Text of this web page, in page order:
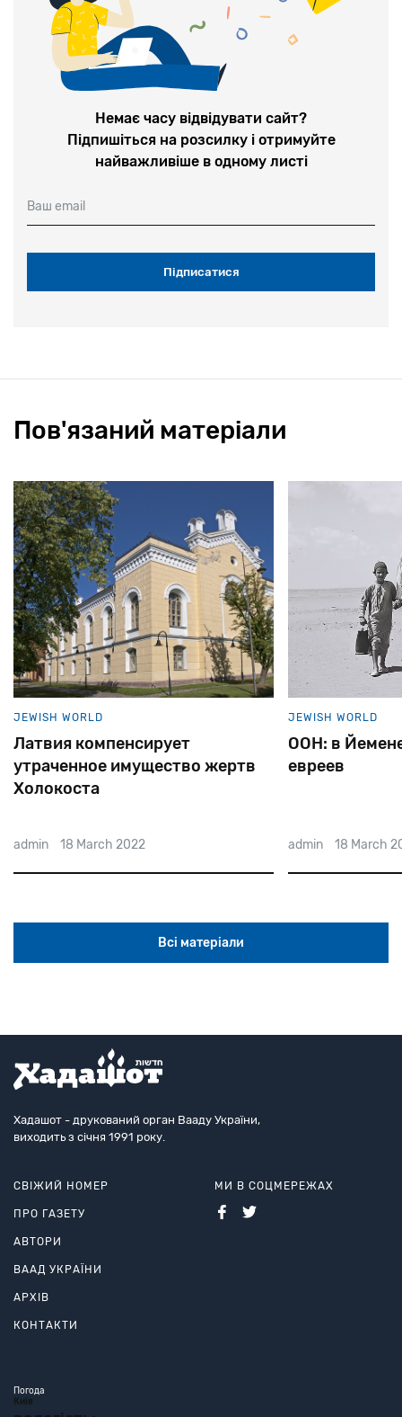
Немає часу відвідувати сайт?
Підпишіться на розсилку і отримуйте
найважливіше в одному листі
Ваш email
Пов'язаний матеріали
жертв
JEWISH WORLD
ООН: в Йемене осталось 7
евреев
admin
Всі матеріали
Хадашот - друкований орган Вааду України,
виходить з січня 1991 року.
СВІЖИЙ НОМЕР
ПРО ГАЗЕТУ
АВТОРИ
ВААД УКРАЇНИ
АРХІВ
КОНТАКТИ
МИ В СОЦМЕРЕЖАХ
Погода
Київ